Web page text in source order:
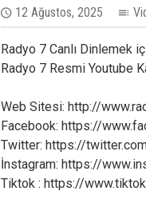
12 Ağustos, 2025
Radyo 7 Canlı Dinlemek
Radyo 7 Resmi Youtube
Web Sitesi: http://
Facebook: https://
Twitter: https://
İnstagram: https://
Tiktok : https://